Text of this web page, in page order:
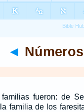
◄
fueron: de
familia de los